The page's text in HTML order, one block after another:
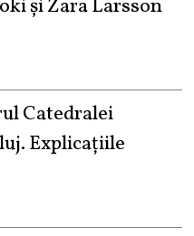
și Zara Larsson
Catedralei
Explicațiile